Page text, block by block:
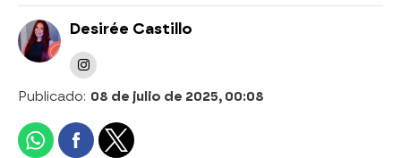
Desirée Castillo
Publicado: 08 de julio de 2025, 00:08